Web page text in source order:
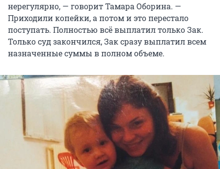
нерегулярно, — говорит Тамара Оборина. —
Приходили копейки, а потом и это перестало
поступать. Полностью всё выплатил только Зак.
Только суд закончился, Зак сразу выплатил всем
назначенные суммы в полном объеме.